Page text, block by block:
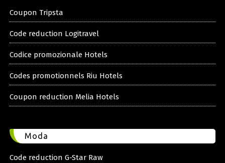
Coupon Tripsta
Code reduction Logitravel
Codice promozionale Hotels
Codes promotionnels Riu Hotels
Coupon reduction Melia Hotels
Moda
Code reduction G-Star Raw